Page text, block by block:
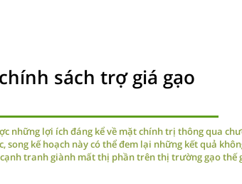
sách trợ giá gạo
những lợi ích đáng kể về mặt chính trị thông qua
song kế hoạch này có thể đem lại những kết quả
tranh giành mất thị phần trên thị trường gạo thế